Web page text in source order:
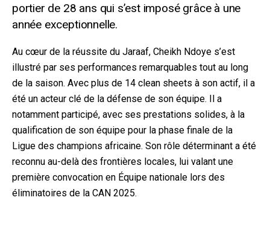
portier de 28 ans qui s’est imposé grâce à une
année exceptionnelle.
Au cœur de la réussite du Jaraaf, Cheikh Ndoye s’est
illustré par ses performances remarquables tout au long
de la saison. Avec plus de 14 clean sheets à son actif, il a
été un acteur clé de la défense de son équipe. Il a
notamment participé, avec ses prestations solides, à la
qualification de son équipe pour la phase finale de la
Ligue des champions africaine. Son rôle déterminant a été
reconnu au-delà des frontières locales, lui valant une
première convocation en Équipe nationale lors des
éliminatoires de la CAN 2025.